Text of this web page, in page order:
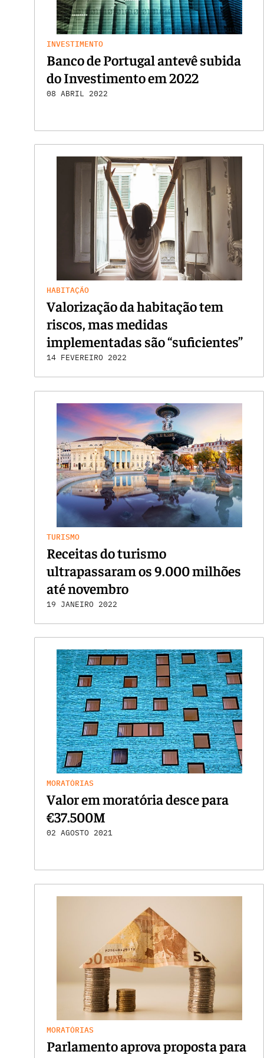
INVESTIMENTO
Banco de Portugal antevê subida
do Investimento em 2022
08 ABRIL 2022
HABITAÇÃO
Valorização da habitação tem
riscos, mas medidas
implementadas são “suficientes”
14 FEVEREIRO 2022
TURISMO
Receitas do turismo
ultrapassaram os 9.000 milhões
até novembro
19 JANEIRO 2022
MORATÓRIAS
Valor em moratória desce para
€37.500M
02 AGOSTO 2021
MORATÓRIAS
Parlamento aprova proposta para